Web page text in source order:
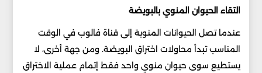
التقاء الحيوان المنوي بالبويضة
عندما تصل الحيوانات المنوية إلى قناة فالوب في الوقت
المناسب تبدأ محاولات اختراق البويضة. ومن جهة أخرى، لا
يستطيع سوى حيوان منوي واحد فقط إتمام عملية الاختراق